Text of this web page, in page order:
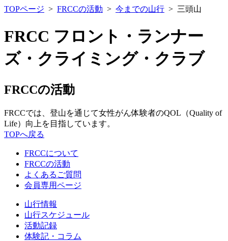
TOPページ > FRCCの活動 > 今までの山行 > 三頭山
FRCC フロント・ランナー
ズ・クライミング・クラブ
FRCCの活動
FRCCでは、登山を通じて女性がん体験者のQOL（Quality of
Life）向上を目指しています。
TOPへ戻る
FRCCについて
FRCCの活動
よくあるご質問
会員専用ページ
山行情報
山行スケジュール
活動記録
体験記・コラム